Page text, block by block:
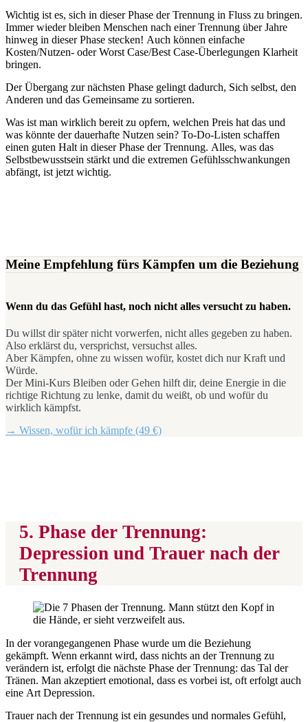
Wichtig ist es, sich in dieser Phase der Trennung in Fluss zu bringen.
Immer wieder bleiben Menschen nach einer Trennung über Jahre
hinweg in dieser Phase stecken! Auch können einfache
Kosten/Nutzen- oder Worst Case/Best Case-Überlegungen Klarheit
bringen.
Der Übergang zur nächsten Phase gelingt dadurch, Sich selbst, den
Anderen und das Gemeinsame zu sortieren.
Was ist man wirklich bereit zu opfern, welchen Preis hat das und
was könnte der dauerhafte Nutzen sein? To-Do-Listen schaffen
einen guten Halt in dieser Phase der Trennung. Alles, was das
Selbstbewusstsein stärkt und die extremen Gefühlsschwankungen
abfängt, ist jetzt wichtig.
Meine Empfehlung fürs Kämpfen um die Beziehung
Wenn du das Gefühl hast, noch nicht alles versucht zu haben.
Du willst dir später nicht vorwerfen, nicht alles gegeben zu haben.
Also erklärst du, versprichst, versuchst alles.
Aber Kämpfen, ohne zu wissen wofür, kostet dich nur Kraft und
Würde.
Der Mini-Kurs Bleiben oder Gehen hilft dir, deine Energie in die
richtige Richtung zu lenke, damit du weißt, ob und wofür du
wirklich kämpfst.
→ Wissen, wofür ich kämpfe (49 €)
5. Phase der Trennung:
Depression und Trauer nach der
Trennung
In der vorangegangenen Phase wurde um die Beziehung
gekämpft. Wenn erkannt wird, dass nichts an der Trennung zu
verändern ist, erfolgt die nächste Phase der Trennung: das Tal der
Tränen. Man akzeptiert emotional, dass es vorbei ist, oft erfolgt auch
eine Art Depression.
Trauer nach der Trennung ist ein gesundes und normales Gefühl,